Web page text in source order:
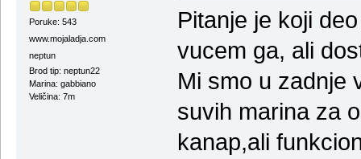
Poruke: 543
www.mojaladja.com
neptun
Brod tip: neptun22
Marina: gabbiano
Veličina: 7m
Pitanje je koji
vucem ga, ali
Mi smo u zadnje
suvih marina za
kanap,ali